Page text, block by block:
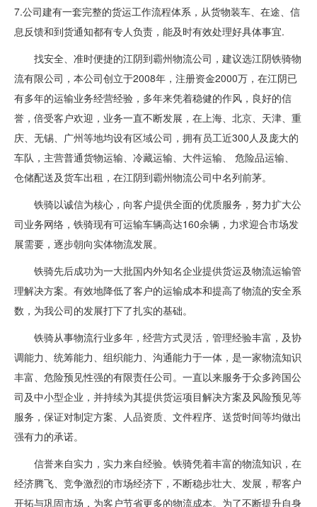
7.公司建有一套完整的货运工作流程体系，从货物装车、在途、信
息反馈和到货通知都有专人负责，能及时有效处理好具体事宜.
找安全、准时便捷的江阴到霸州物流公司，建议选江阴铁骑物
流有限公司，本公司创立于2008年，注册资金2000万，在江阴已
有多年的运输业务经营经验，多年来凭着稳健的作风，良好的信
誉，倍受客户欢迎，业务一直不断发展，在上海、北京、天津、重
庆、无锡、广州等地均设有区域公司，拥有员工近300人及庞大的
车队，主营普通货物运输、冷藏运输、大件运输、 危险品运输、
仓储配送及货车出租，在江阴到霸州物流公司中名列前茅。
铁骑以诚信为核心，向客户提供全面的优质服务，努力扩大公
司业务网络，铁骑现有可运输车辆高达160余辆，力求迎合市场发
展需要，逐步朝向实体物流发展。
铁骑先后成功为一大批国内外知名企业提供货运及物流运输管
理解决方案。有效地降低了客户的运输成本和提高了物流的安全系
数，为我公司的发展打下了扎实的基础。
铁骑从事物流行业多年，经营方式灵活，管理经验丰富，及协
调能力、统筹能力、组织能力、沟通能力于一体，是一家物流知识
丰富、危险预见性强的有限责任公司。一直以来服务于众多跨国公
司及中小型企业，并持续为其提供货运项目解决方案及风险预见等
服务，保证对制定方案、人品资质、文件程序、送货时间等均做出
强有力的承诺。
信誉来自实力，实力来自经验。铁骑凭着丰富的物流知识，在
经济腾飞、竞争激烈的市场经济下，不断稳步壮大、发展，帮客户
开拓与巩固市场，为客户节省更多的物流成本。为了不断提升自身